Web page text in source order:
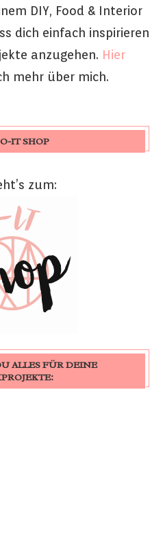
DIY, Food & Interior
dich einfach inspirieren
anzugehen. Hier
mehr über mich.
IT SHOP
zum:
ALLES FÜR DEINE